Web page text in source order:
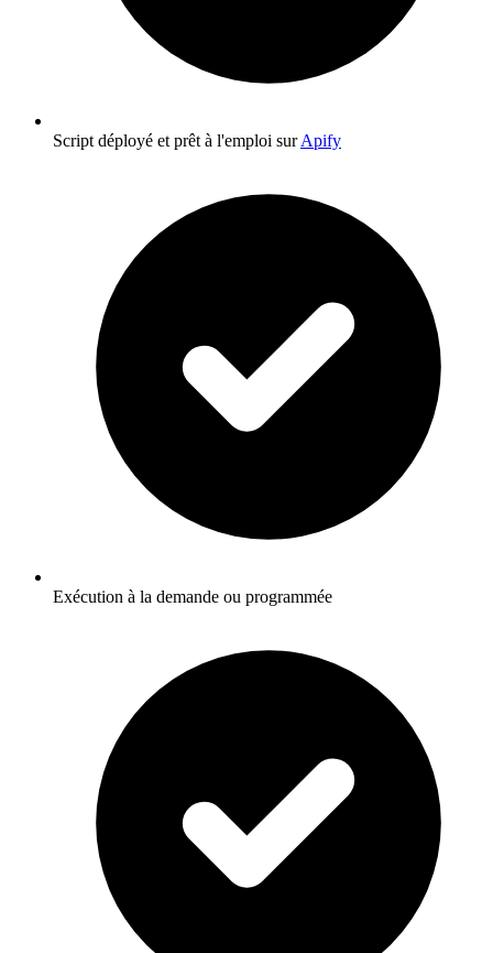
Script déployé et prêt à l'emploi surApify
Exécution à la demande ou programmée